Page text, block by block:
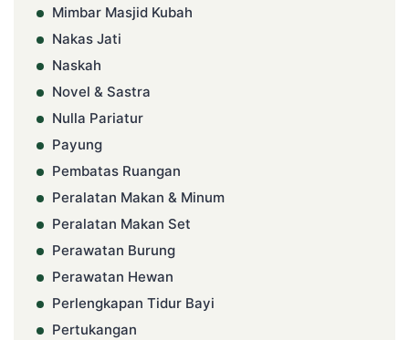
Mimbar Masjid Kubah
Nakas Jati
Naskah
Novel & Sastra
Nulla Pariatur
Payung
Pembatas Ruangan
Peralatan Makan & Minum
Peralatan Makan Set
Perawatan Burung
Perawatan Hewan
Perlengkapan Tidur Bayi
Pertukangan